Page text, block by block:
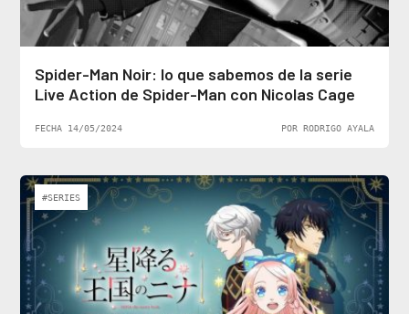
Spider-Man Noir: lo que sabemos de la serie
Live Action de Spider-Man con Nicolas Cage
FECHA 14/05/2024 POR RODRIGO AYALA
#SERIES